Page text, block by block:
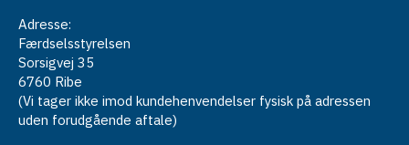
Adresse:
Færdselsstyrelsen
Sorsigvej 35
6760 Ribe
(Vi tager ikke imod kundehenvendelser fysisk på adressen
uden forudgående aftale)